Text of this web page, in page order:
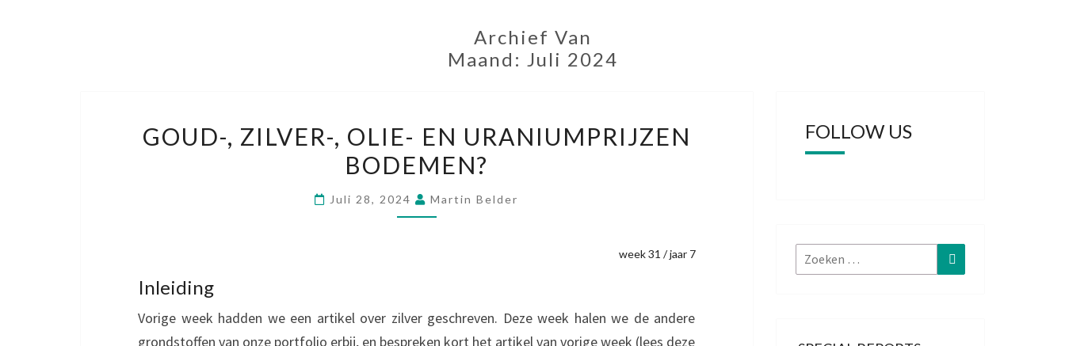
Archief Van
Maand: Juli 2024
ZILVER-,
OLIE-
URANIUMPRIJZEN
GOUD-, ZILVER-, OLIE- EN URANIUMPRIJZEN
BODEMEN?
Juli 28, 2024 Martin Belder
week 31 / jaar 7
Inleiding
Vorige week hadden we een artikel over zilver geschreven. Deze week halen we de andere
grondstoffen van onze portfolio erbij, en bespreken kort het artikel van vorige week (lees deze
FOLLOW US
Zoeken
naar:
Zoeken